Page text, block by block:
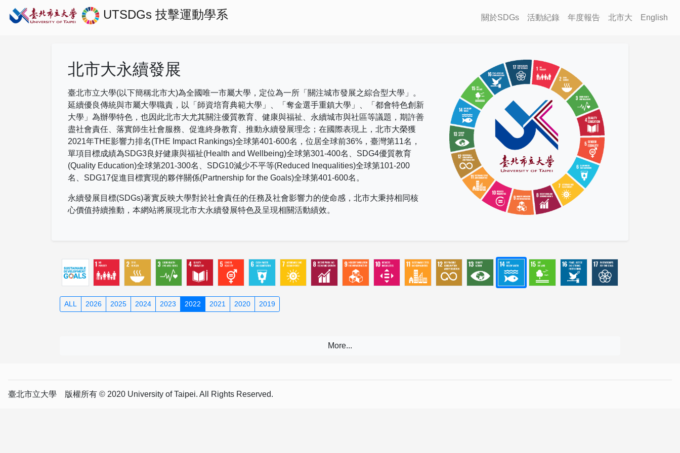
UTSDGs 技擊運動學系 關於SDGs 活動紀錄 年度報告 北市大 English
北市大永續發展
臺北市立大學(以下簡稱北市大)為全國唯一市屬大學，定位為一所「關注城市發展之綜合型大學」。
延續優良傳統與市屬大學職責，以「師資培育典範大學」、「奪金選手重鎮大學」、「都會特色創新
大學」為辦學特色，也因此北市大尤其關注優質教育、健康與福祉、永續城市與社區等議題，期許善
盡社會責任、落實師生社會服務、促進終身教育、推動永續發展理念；在國際表現上， 北市大榮獲
2021年THE影響力排名(THE Impact Rankings)全球第401-600名，位居全球前36% ，臺灣第11名，
單項目標成績為SDG3良好健康與福祉(Health and Wellbeing)全球第301-400名、 SDG4優質教育
(Quality Education)全球第201-300名、 SDG10減少不平等(Reduced Inequalities)全球第101-200
名、 SDG17促進目標實現的夥伴關係(Partnership for the Goals)全球第401-600名。
永續發展目標(SDGs)著實反映大學對於社會責任的任務及社會影響力的使命感，北市大秉持相同核
心價值持續推動，本網站將展現北市大永續發展特色及呈現相關活動績效。
ALL 2026 2025 2024 2023 2022 2021 2020 2019
臺北市立大學 版權所有 © 2020 University of Taipei. All Rights Reserved.